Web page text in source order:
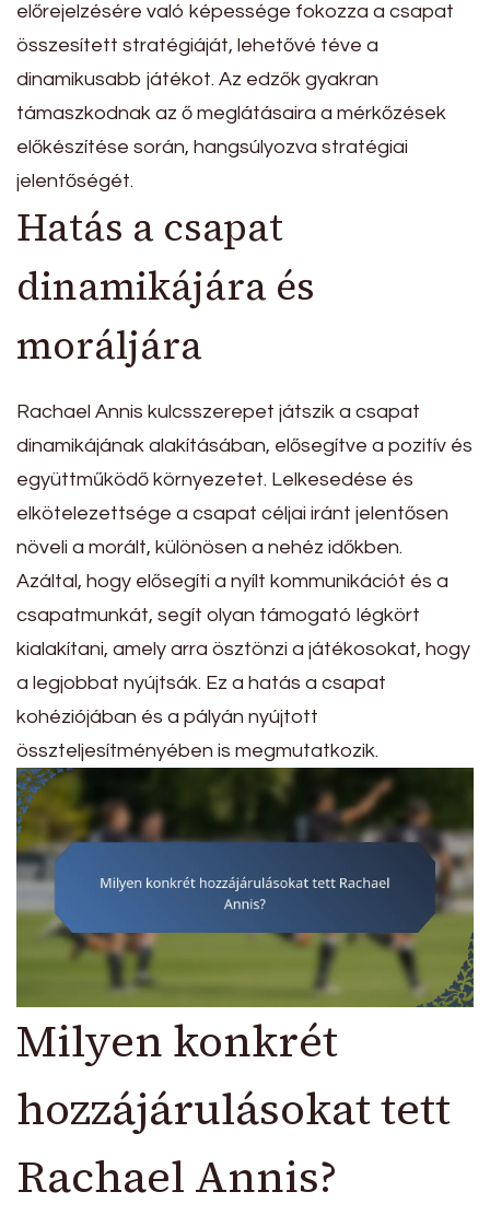
előrejelzésére való képessége fokozza a csapat
összesített stratégiáját, lehetővé téve a
dinamikusabb játékot. Az edzők gyakran
támaszkodnak az ő meglátásaira a mérkőzések
előkészítése során, hangsúlyozva stratégiai
jelentőségét.
Hatás a csapat
dinamikájára és
moráljára
Rachael Annis kulcsszerepet játszik a csapat
dinamikájának alakításában, elősegítve a pozitív és
együttműködő környezetet. Lelkesedése és
elkötelezettsége a csapat céljai iránt jelentősen
növeli a morált, különösen a nehéz időkben.
Azáltal, hogy elősegíti a nyílt kommunikációt és a
csapatmunkát, segít olyan támogató légkört
kialakítani, amely arra ösztönzi a játékosokat, hogy
a legjobbat nyújtsák. Ez a hatás a csapat
kohéziójában és a pályán nyújtott
összteljesítményében is megmutatkozik.
Milyen konkrét
hozzájárulásokat tett
Rachael Annis?